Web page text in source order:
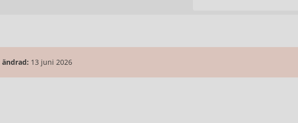
ändrad: 13 juni 2026